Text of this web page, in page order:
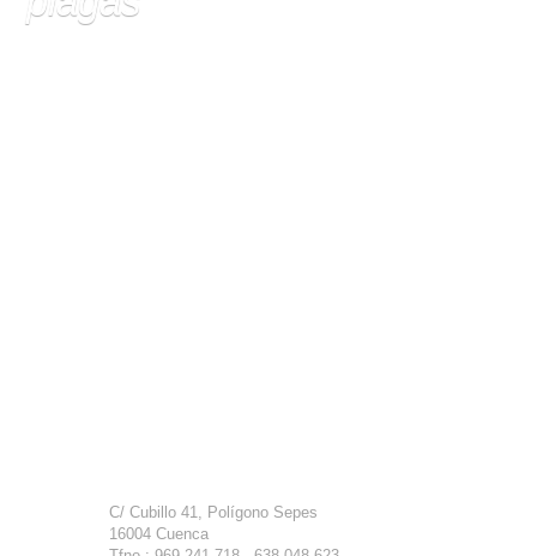
C/ Cubillo 41, Polígono Sepes
16004 Cuenca